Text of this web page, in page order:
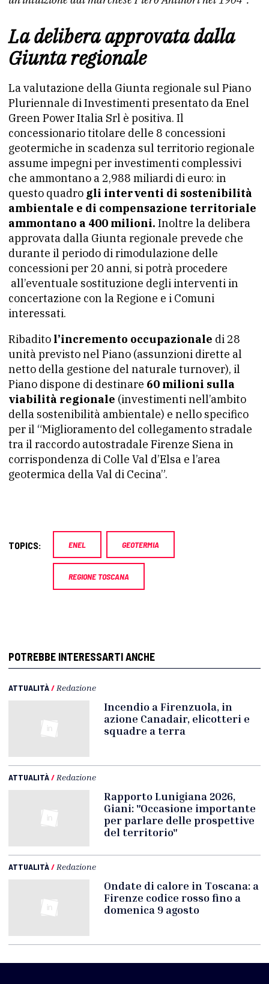
La delibera approvata dalla
Giunta regionale
La valutazione della Giunta regionale sul Piano
Pluriennale di Investimenti presentato da Enel
Green Power Italia Srl è positiva. Il
concessionario titolare delle 8 concessioni
geotermiche in scadenza sul territorio regionale
assume impegni per investimenti complessivi
che ammontano a 2,988 miliardi di euro: in
questo quadro gli interventi di sostenibilità
ambientale e di compensazione territoriale
ammontano a 400 milioni. Inoltre la delibera
approvata dalla Giunta regionale prevede che
durante il periodo di rimodulazione delle
concessioni per 20 anni, si potrà procedere
all’eventuale sostituzione degli interventi in
concertazione con la Regione e i Comuni
interessati.
Ribadito l’incremento occupazionale di 28
unità previsto nel Piano (assunzioni dirette al
netto della gestione del naturale turnover), il
Piano dispone di destinare 60 milioni sulla
viabilità regionale (investimenti nell’ambito
della sostenibilità ambientale) e nello specifico
per il “Miglioramento del collegamento stradale
tra il raccordo autostradale Firenze Siena in
corrispondenza di Colle Val d’Elsa e l’area
geotermica della Val di Cecina”.
TOPICS: ENEL GEOTERMIA
REGIONE TOSCANA
POTREBBE INTERESSARTI ANCHE
ATTUALITÀ/ Redazione
Incendio a Firenzuola, in
azione Canadair, elicotteri e
squadre a terra
ATTUALITÀ/ Redazione
Rapporto Lunigiana 2026,
Giani: "Occasione importante
per parlare delle prospettive
del territorio"
ATTUALITÀ/ Redazione
Ondate di calore in Toscana: a
Firenze codice rosso fino a
domenica 9 agosto